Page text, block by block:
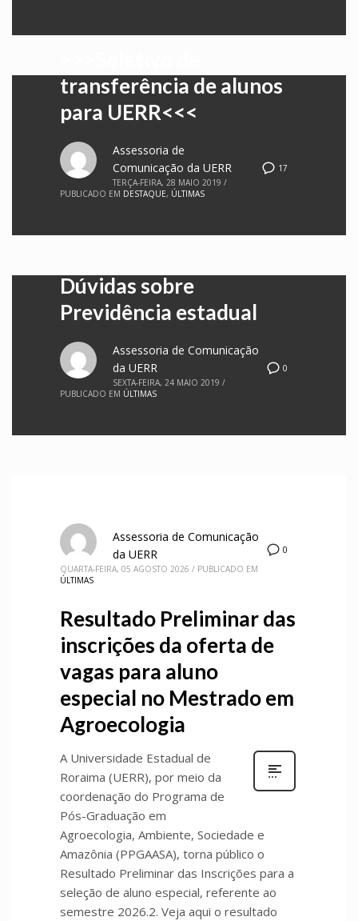
transferência de alunos
para UERR<<<
17
Assessoria de
Comunicação da UERR
TERÇA-FEIRA, 28 MAIO 2019 /
PUBLICADO EM DESTAQUE, ÚLTIMAS
Dúvidas sobre
Previdência estadual
0
Assessoria de Comunicação
da UERR
SEXTA-FEIRA, 24 MAIO 2019 /
PUBLICADO EM ÚLTIMAS
0
Assessoria de Comunicação
da UERR
QUARTA-FEIRA, 05 AGOSTO 2026 / PUBLICADO EM
ÚLTIMAS
Resultado Preliminar das
inscrições da oferta de
vagas para aluno
especial no Mestrado em
Agroecologia
A Universidade Estadual de
Roraima (UERR), por meio da
coordenação do Programa de
Pós-Graduação em
Agroecologia, Ambiente, Sociedade e
Amazônia (PPGAASA), torna público o
Resultado Preliminar das Inscrições para a
seleção de aluno especial, referente ao
semestre 2026.2. Veja aqui o resultado